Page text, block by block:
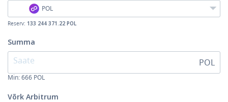
POL
Reserv: 133 244 371.22 POL
Summa
POL
Min:666 POL
Võrk Arbitrum